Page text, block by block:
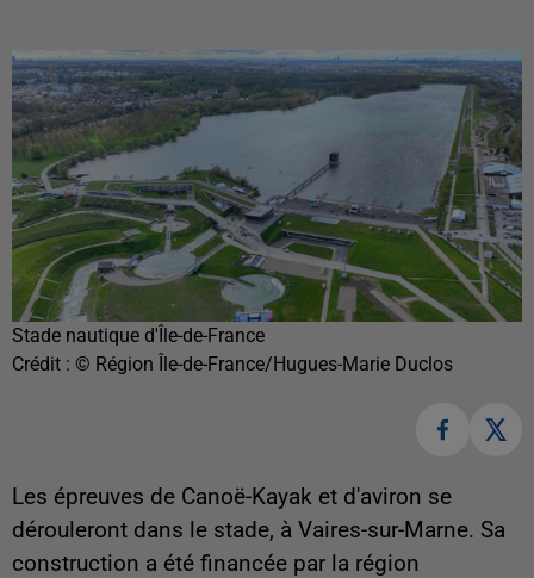
Stade nautique d'Île-de-France
Crédit : © Région Île-de-France/Hugues-Marie Duclos
Les épreuves de Canoë-Kayak et d'aviron se
dérouleront dans le stade, à Vaires-sur-Marne. Sa
construction a été financée par la région